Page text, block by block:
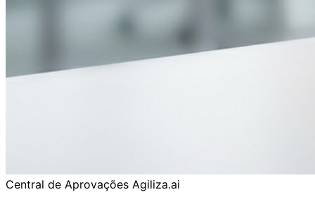
Central de Aprovações Agiliza.ai